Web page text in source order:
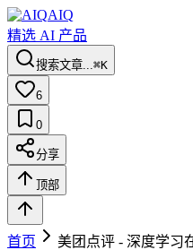
AIQ
精选 AI 产品
搜索文章...⌘K
6
0
分享
顶部
首页
美团点评 - 深度学习